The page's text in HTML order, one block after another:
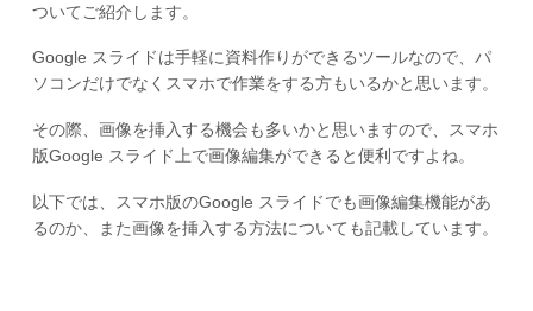
ついてご紹介します。
Google スライドは手軽に資料作りができるツールなので、パ
ソコンだけでなくスマホで作業をする方もいるかと思います。
その際、画像を挿入する機会も多いかと思いますので、スマホ
版Google スライド上で画像編集ができると便利ですよね。
以下では、スマホ版のGoogle スライドでも画像編集機能があ
るのか、また画像を挿入する方法についても記載しています。